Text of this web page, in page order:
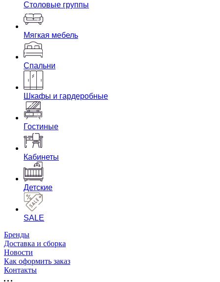
Столовые группы
Мягкая мебель
Спальни
Шкафы и гардеробные
Гостиные
Кабинеты
Детские
SALE
Бренды
Доставка и сборка
Новости
Как оформить заказ
Контакты